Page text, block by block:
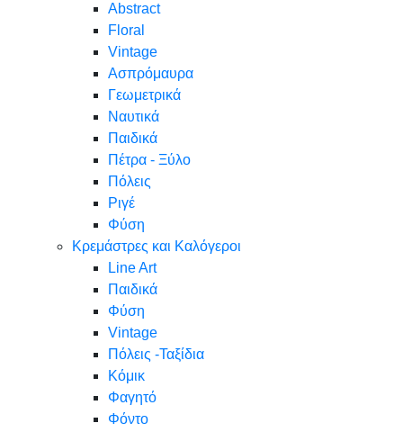
Abstract
Floral
Vintage
Ασπρόμαυρα
Γεωμετρικά
Ναυτικά
Παιδικά
Πέτρα - Ξύλο
Πόλεις
Ριγέ
Φύση
Κρεμάστρες και Καλόγεροι
Line Art
Παιδικά
Φύση
Vintage
Πόλεις -Ταξίδια
Κόμικ
Φαγητό
Φόντο